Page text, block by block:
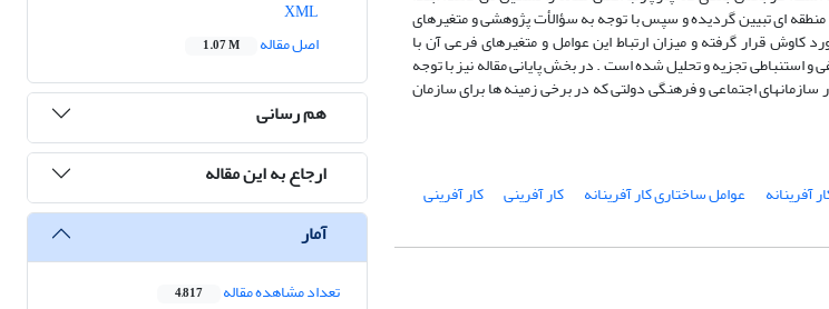
ای تبیین گردیده و سپس با توجه به سؤالأت پژوهشی و متغیرهای
قرار گرفته و میزان ارتباط این عوامل و متغیرهای فرعی آن با
و استنباطی تجزیه و تحلیل شده است . در بخش پایانی مقاله نیز با توجه
اجتماعی و فرهنگی دولتی که در برخی زمینه ها برای سازمان
آفرینانه عوامل ساختاری کار آفرینانه کار آفرینی کار آفرینی
اصل مقاله
1.07 M
هم رسانی
ارجاع به این مقاله
آمار
تعداد مشاهده مقاله 4,817